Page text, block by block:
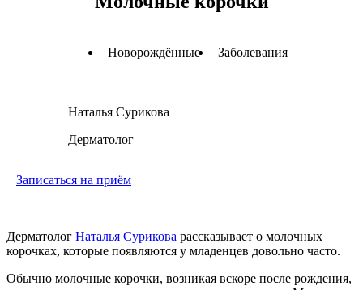
Новорождённые Заболевания
Наталья Сурикова
Дерматолог
Записаться на приём
Дерматолог Наталья Сурикова рассказывает о молочных
корочках, которые появляются у младенцев довольно часто.
Обычно молочные корочки, возникая вскоре после рождения,